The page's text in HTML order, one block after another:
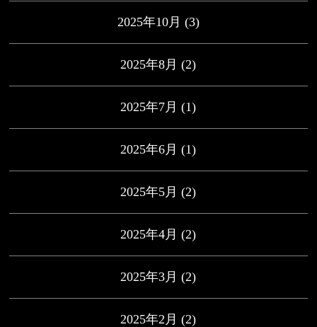
2025年10月 (3)
2025年8月 (2)
2025年7月 (1)
2025年6月 (1)
2025年5月 (2)
2025年4月 (2)
2025年3月 (2)
2025年2月 (2)